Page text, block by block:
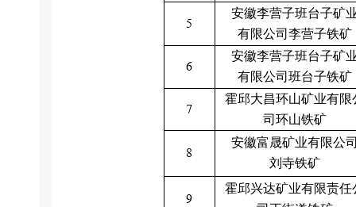
5
安徽李营子班台子矿
有限公司李营子铁矿
6
安徽李营子班台子矿
有限公司班台子铁矿
7
霍邱大昌环山矿业有限
司环山铁矿
8
安徽富晟矿业有限公
刘寺铁矿
9
霍邱兴达矿业有限责任